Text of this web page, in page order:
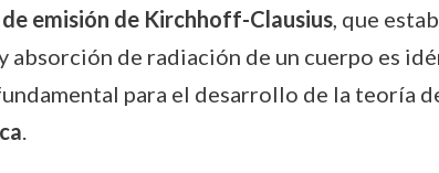
emisión de Kirchhoff-Clausius, que
absorción de radiación de un cuerpo es
para el desarrollo de la teoría
.